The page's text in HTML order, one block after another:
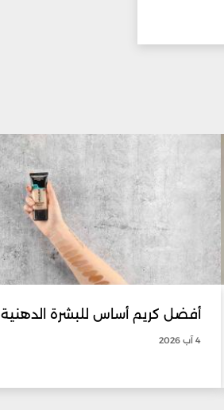
أفضل كريم أساس للبشرة الدهنية
4 آب 2026